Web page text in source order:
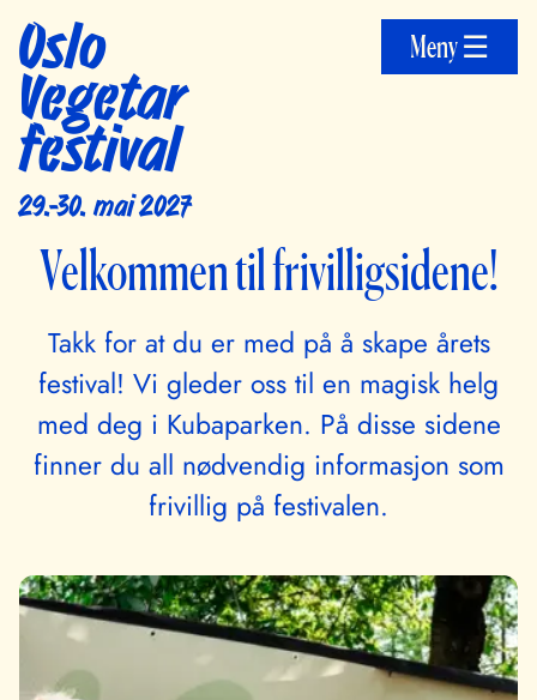
Oslo
Vegetar
festival
29.-30. mai 2027
Meny ☰
Velkommen til frivilligsidene!
Takk for at du er med på å skape årets
festival! Vi gleder oss til en magisk helg
med deg i Kubaparken. På disse sidene
finner du all nødvendig informasjon som
frivillig på festivalen.